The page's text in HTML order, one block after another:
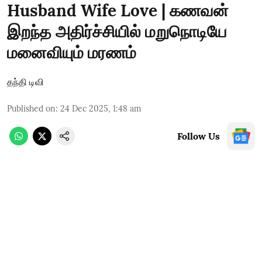
Husband Wife Love | கணவன்
இறந்த அதிர்ச்சியில் மறுநொடியே
மனைவியும் மரணம்
தந்தி டிவி
Published on: 24 Dec 2025, 1:48 am
Follow Us